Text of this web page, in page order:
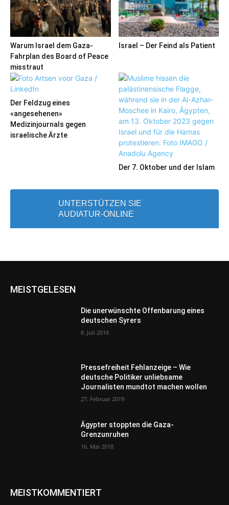
Warum Israel dem Gaza-
Fahrplan des Board of Peace
misstraut
Israel – Der Feind als Patient
Der Feldzug eines
«angesehenen»
Medizinjournals gegen
israelische Ärzte
Der 7. Oktober und der Islam
UNTERSTÜTZEN SIE
AUDIATUR-ONLINE
MEISTGELESEN
Die unerwünschte Offenbarung eines
deutschen Syrers
8. Juli 2016
Pressefreiheit Fehlanzeige – Wie
deutsche Politiker unliebsame
Journalisten mundtot machen wollen
27. Februar 2019
Ägypter stoppten die Gaza-
Grenzunruhen
16. Mai 2018
MEISTKOMMENTIERT